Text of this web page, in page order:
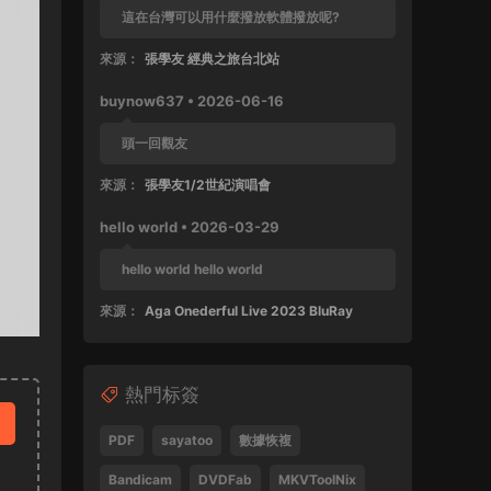
這在台灣可以用什麼撥放軟體撥放呢?
來源： 張學友 經典之旅台北站
buynow637 • 2026-06-16
頭一回觀友
來源： 張學友1/2世紀演唱會
hello world • 2026-03-29
hello world hello world
來源： Aga Onederful Live 2023 BluRay
這張還沒好好完整欣賞過
來源： 張學友 1999 友個人演唱會 60FPS 清晰版
SPad • 2025-04-28
熱門标簽
PDF sayatoo 數據恢複
Bandicam DVDFab MKVToolNix